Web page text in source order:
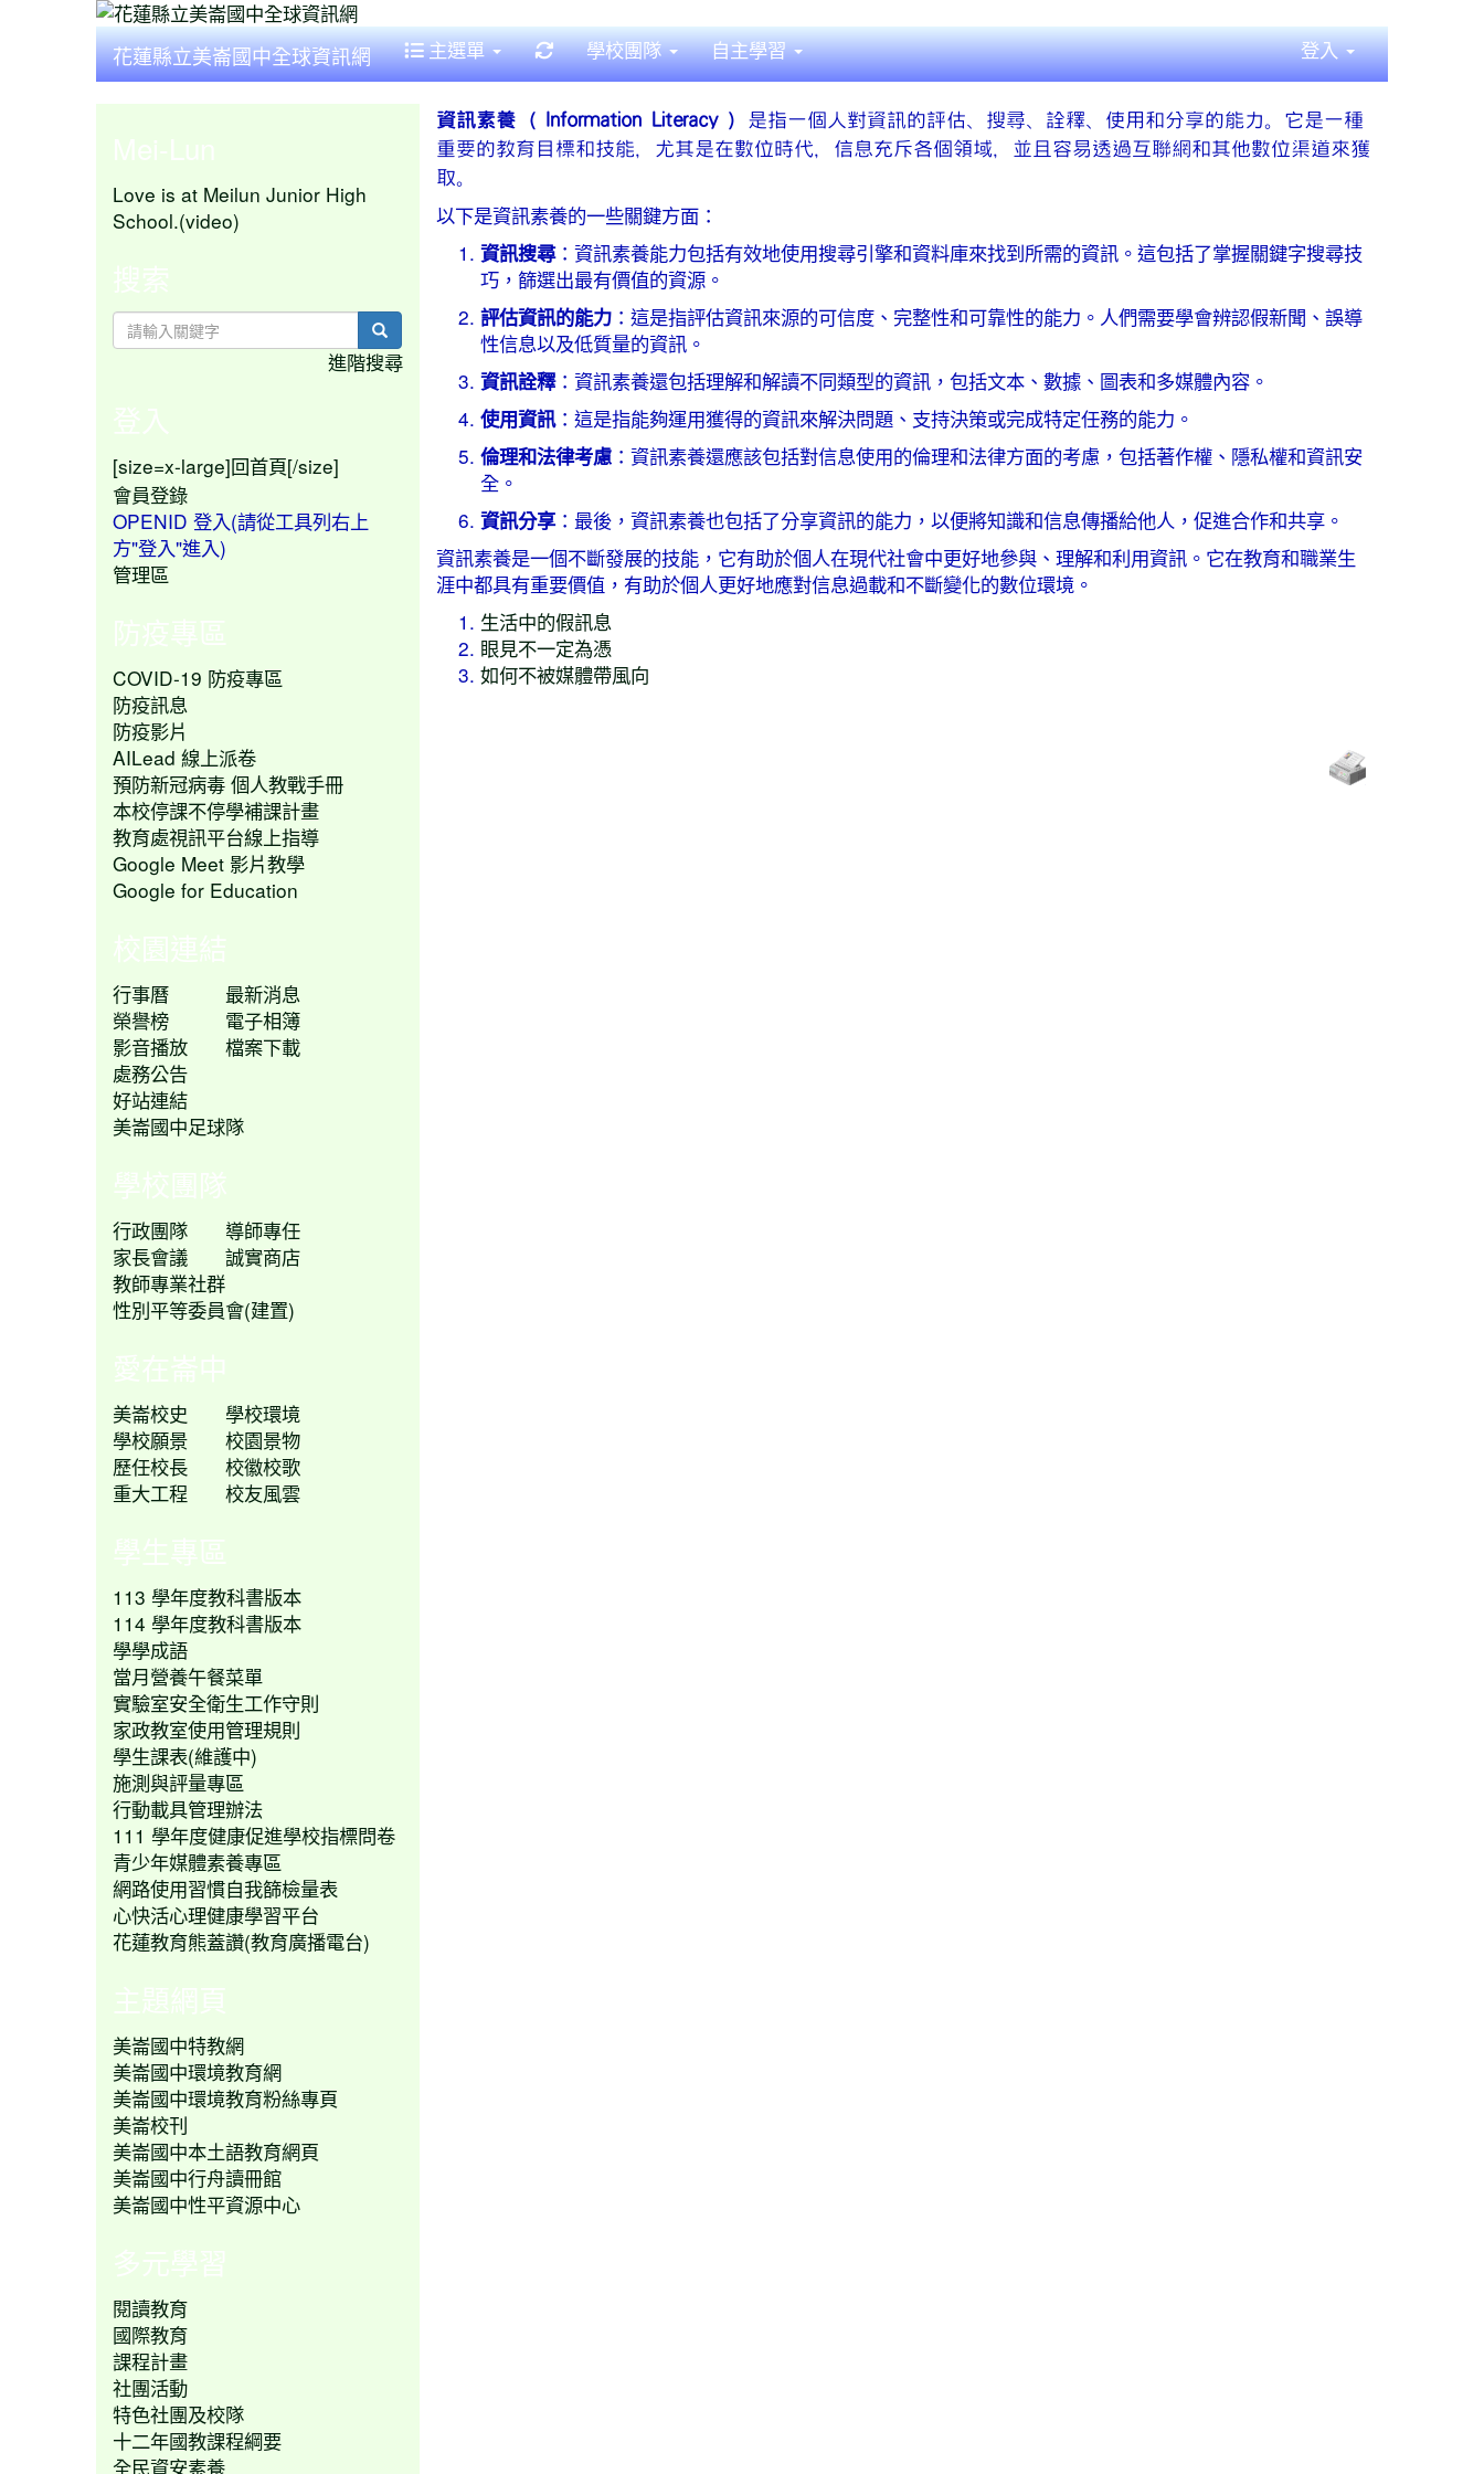
花蓮縣立美崙國中全球資訊網 主選單 重新取得佈景設定
學校團隊 自主學習 登入
資訊素養（ Information Literacy ） 是指一個人對資訊的評估、搜尋、詮釋、使用和分享的能力。它是一種
重要的教育目標和技能，尤其是在數位時代，信息充斥各個領域，並且容易透過互聯網和其他數位渠道來獲
取。
以下是資訊素養的一些關鍵方面：
資訊搜尋：資訊素養能力包括有效地使用搜尋引擎和資料庫來找到所需的資訊。這包括了掌握關鍵字搜尋技
巧，篩選出最有價值的資源。
評估資訊的能力：這是指評估資訊來源的可信度、完整性和可靠性的能力。人們需要學會辨認假新聞、誤導
性信息以及低質量的資訊。
資訊詮釋：資訊素養還包括理解和解讀不同類型的資訊，包括文本、數據、圖表和多媒體內容。
使用資訊：這是指能夠運用獲得的資訊來解決問題、支持決策或完成特定任務的能力。
倫理和法律考慮：資訊素養還應該包括對信息使用的倫理和法律方面的考慮，包括著作權、隱私權和資訊安
全。
資訊分享：最後，資訊素養也包括了分享資訊的能力，以便將知識和信息傳播給他人，促進合作和共享。
資訊素養是一個不斷發展的技能，它有助於個人在現代社會中更好地參與、理解和利用資訊。它在教育和職業生
涯中都具有重要價值，有助於個人更好地應對信息過載和不斷變化的數位環境。
生活中的假訊息
眼見不一定為憑
如何不被媒體帶風向
Mei-Lun
Love is at Meilun Junior High
School.(video)
搜索
search
進階搜尋
登入
[size=x-large] 回首頁[/size]
會員登錄
OPENID 登入(請從工具列右上
方"登入"進入)
管理區
防疫專區
COVID-19 防疫專區
防疫訊息
防疫影片
AILead 線上派卷
預防新冠病毒 個人教戰手冊
本校停課不停學補課計畫
教育處視訊平台線上指導
Google Meet 影片教學
Google for Education
校園連結
行事曆
最新消息
榮譽榜
電子相簿
影音播放
檔案下載
處務公告
好站連結
美崙國中足球隊
學校團隊
行政團隊
導師專任
家長會議
誠實商店
教師專業社群
性別平等委員會(建置)
愛在崙中
美崙校史
學校環境
學校願景
校園景物
歷任校長
校徽校歌
重大工程
校友風雲
學生專區
113 學年度教科書版本
114 學年度教科書版本
學學成語
當月營養午餐菜單
實驗室安全衛生工作守則
家政教室使用管理規則
學生課表(維護中)
施測與評量專區
行動載具管理辦法
111 學年度健康促進學校指標問卷
青少年媒體素養專區
網路使用習慣自我篩檢量表
心快活心理健康學習平台
花蓮教育熊蓋讚(教育廣播電台)
主題網頁
美崙國中特教網
美崙國中環境教育網
美崙國中環境教育粉絲專頁
美崙校刊
美崙國中本土語教育網頁
美崙國中行舟讀冊館
美崙國中性平資源中心
多元學習
閱讀教育
國際教育
課程計畫
社團活動
特色社團及校隊
十二年國教課程綱要
全民資安素養